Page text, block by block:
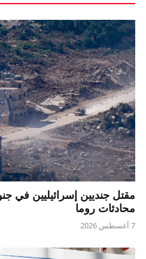
مقتل جنديين إسرائيليين في
محادثات روما
7 أغسطس 2026